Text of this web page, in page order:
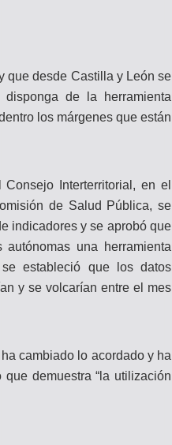
que desde Castilla y León se
de la herramienta
los márgenes que están
Interterritorial, en el
de Salud Pública, se
indicadores y se aprobó que
una herramienta
estableció que los datos
y se volcarían entre el mes
cambiado lo acordado y ha
demuestra “la utilización